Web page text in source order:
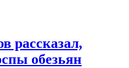
рассказал,
обезьян